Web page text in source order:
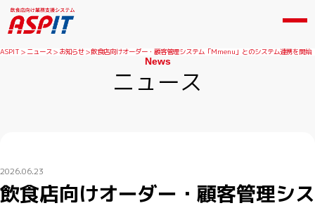
ASPIT ニュース お知らせ 飲食店向けオーダー・顧客管理システム「Mmenu」とのシステム連携を開始
News
ニュース
2026.06.23
飲食店向けオーダー・顧客管理シス